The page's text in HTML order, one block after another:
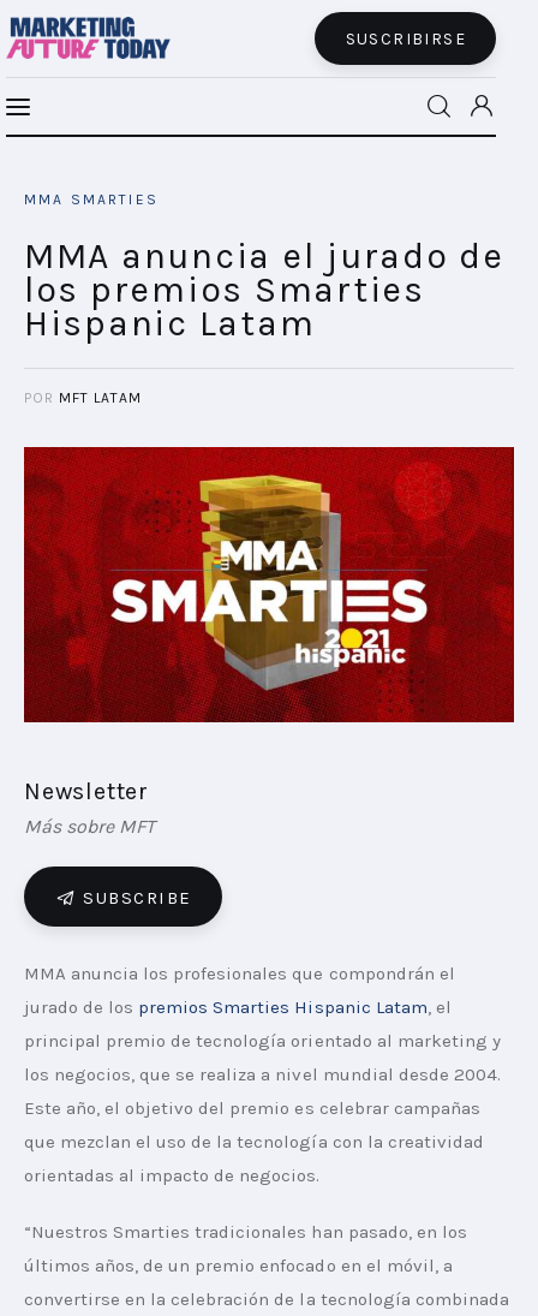
SUSCRIBIRSE
INSIGHTS
CONECTADES
PODCAST
PLAYBOOKS
NOVEDADES DE LOS MIEMBROS
MMA SMARTIES
MMA anuncia el jurado de
los premios Smarties
Hispanic Latam
POR MFT LATAM
Newsletter
Más sobre MFT
SUBSCRIBE
MMA anuncia los profesionales que compondrán el
jurado de los premios Smarties Hispanic Latam, el
principal premio de tecnología orientado al marketing y
los negocios, que se realiza a nivel mundial desde 2004.
Este año, el objetivo del premio es celebrar campañas
que mezclan el uso de la tecnología con la creatividad
orientadas al impacto de negocios.
“Nuestros Smarties tradicionales han pasado, en los
últimos años, de un premio enfocado en el móvil, a
convertirse en la celebración de la tecnología combinada